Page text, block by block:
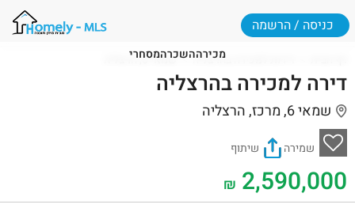
מכירההשכרהמסחרי
כניסה / הרשמה
דירות למכירה בהרצליה שמאי 6, הרצליה
דירה למכירה בהרצליה
שמאי 6, מרכז, הרצליה
שמירה שיתוף
2,590,000
₪